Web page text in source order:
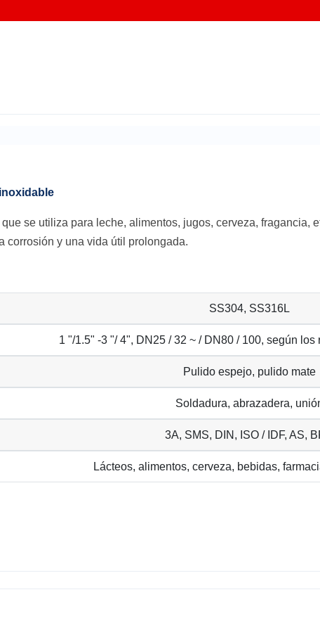
se utiliza para leche, alimentos, jugos, cerveza, fragancia,
corrosión y una vida útil prolongada.
SS304, SS316L
1 "/1.5" -3 "/ 4", DN25 / 32 ~ / DN80 / 100, según
Pulido espejo, pulido mate
Soldadura, abrazadera,
3A, SMS, DIN, ISO / IDF, AS,
Lácteos, alimentos, cerveza, bebidas,